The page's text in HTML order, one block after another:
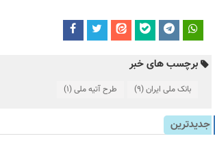
برچسب های خبر
بانک ملی ایران(9) طرح آتیه ملی(1)
جدیدترین